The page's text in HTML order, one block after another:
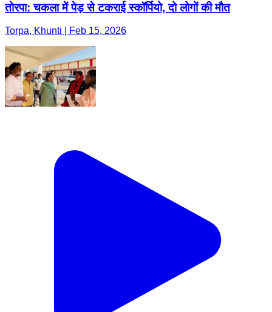
तोरपा: चकला में पेड़ से टकराई स्कॉर्पियो, दो लोगों की मौत
Torpa, Khunti | Feb 15, 2026